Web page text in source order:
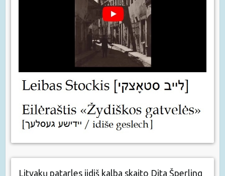
Litvakų patarles jidiš kalba skaito Dita Šperling